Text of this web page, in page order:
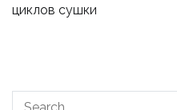
циклов сушки